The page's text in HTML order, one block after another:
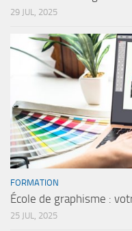
29 JUL, 2025
FORMATION
École de graphisme :
25 JUL, 2025